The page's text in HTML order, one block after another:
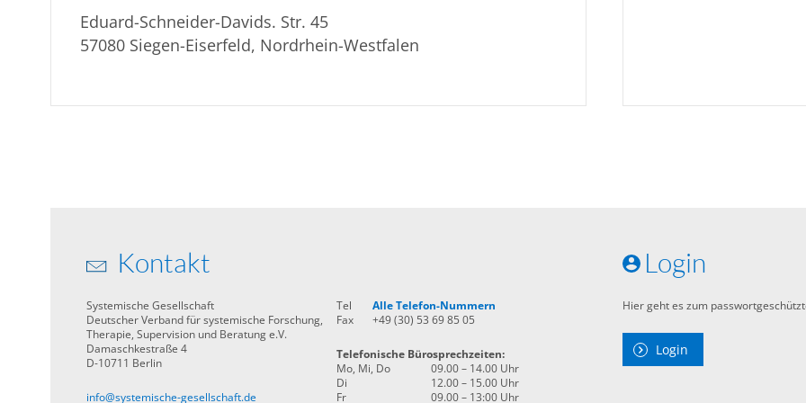
Eduard-Schneider-Davids. Str. 45
57080 Siegen-Eiserfeld, Nordrhein-Westfalen
Kontakt
Systemische Gesellschaft
Deutscher Verband für systemische Forschung,
Therapie, Supervision und Beratung e.V.
Damaschkestraße 4
D-10711 Berlin
info@systemische-gesellschaft.de
Tel
Alle Telefon-Nummern
Fax
+49 (30) 53 69 85 05
Telefonische Bürosprechzeiten:
Mo, Mi, Do
09.00 – 14.00 Uhr
Di
12.00 – 15.00 Uhr
Fr
09.00 – 13:00 Uhr
Login
Hier geht es zum
Login